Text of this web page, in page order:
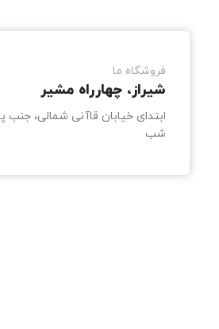
فروشگاه ما
شیراز، چهارراه مشیر
ابتدای خیابان قاآنی شمالی، جنب
شب